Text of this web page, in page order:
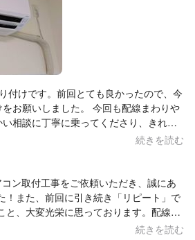
きな励みになります。また電気工事や
ごとがございましたら、いつでもお気
次の機会にも「また頼んで良かった」と
、より一層丁寧な対応を心掛けてまいり
心よりお待ちしております。ありがとう
付けです。前回とても良かったので、今
した。 今回も配線まわりや
相談に丁寧に乗ってくださり、きれい
積もりの通りで、
ます。また機会があれば是非お願いした
ございました。
続きを読む
ン取付工事をご依頼いただき、誠にあ
！また、前回に引き続き「リピート」で
と、大変光栄に思っております。配線や
が快適に長くお使いいただけるよう、細
続きを読む